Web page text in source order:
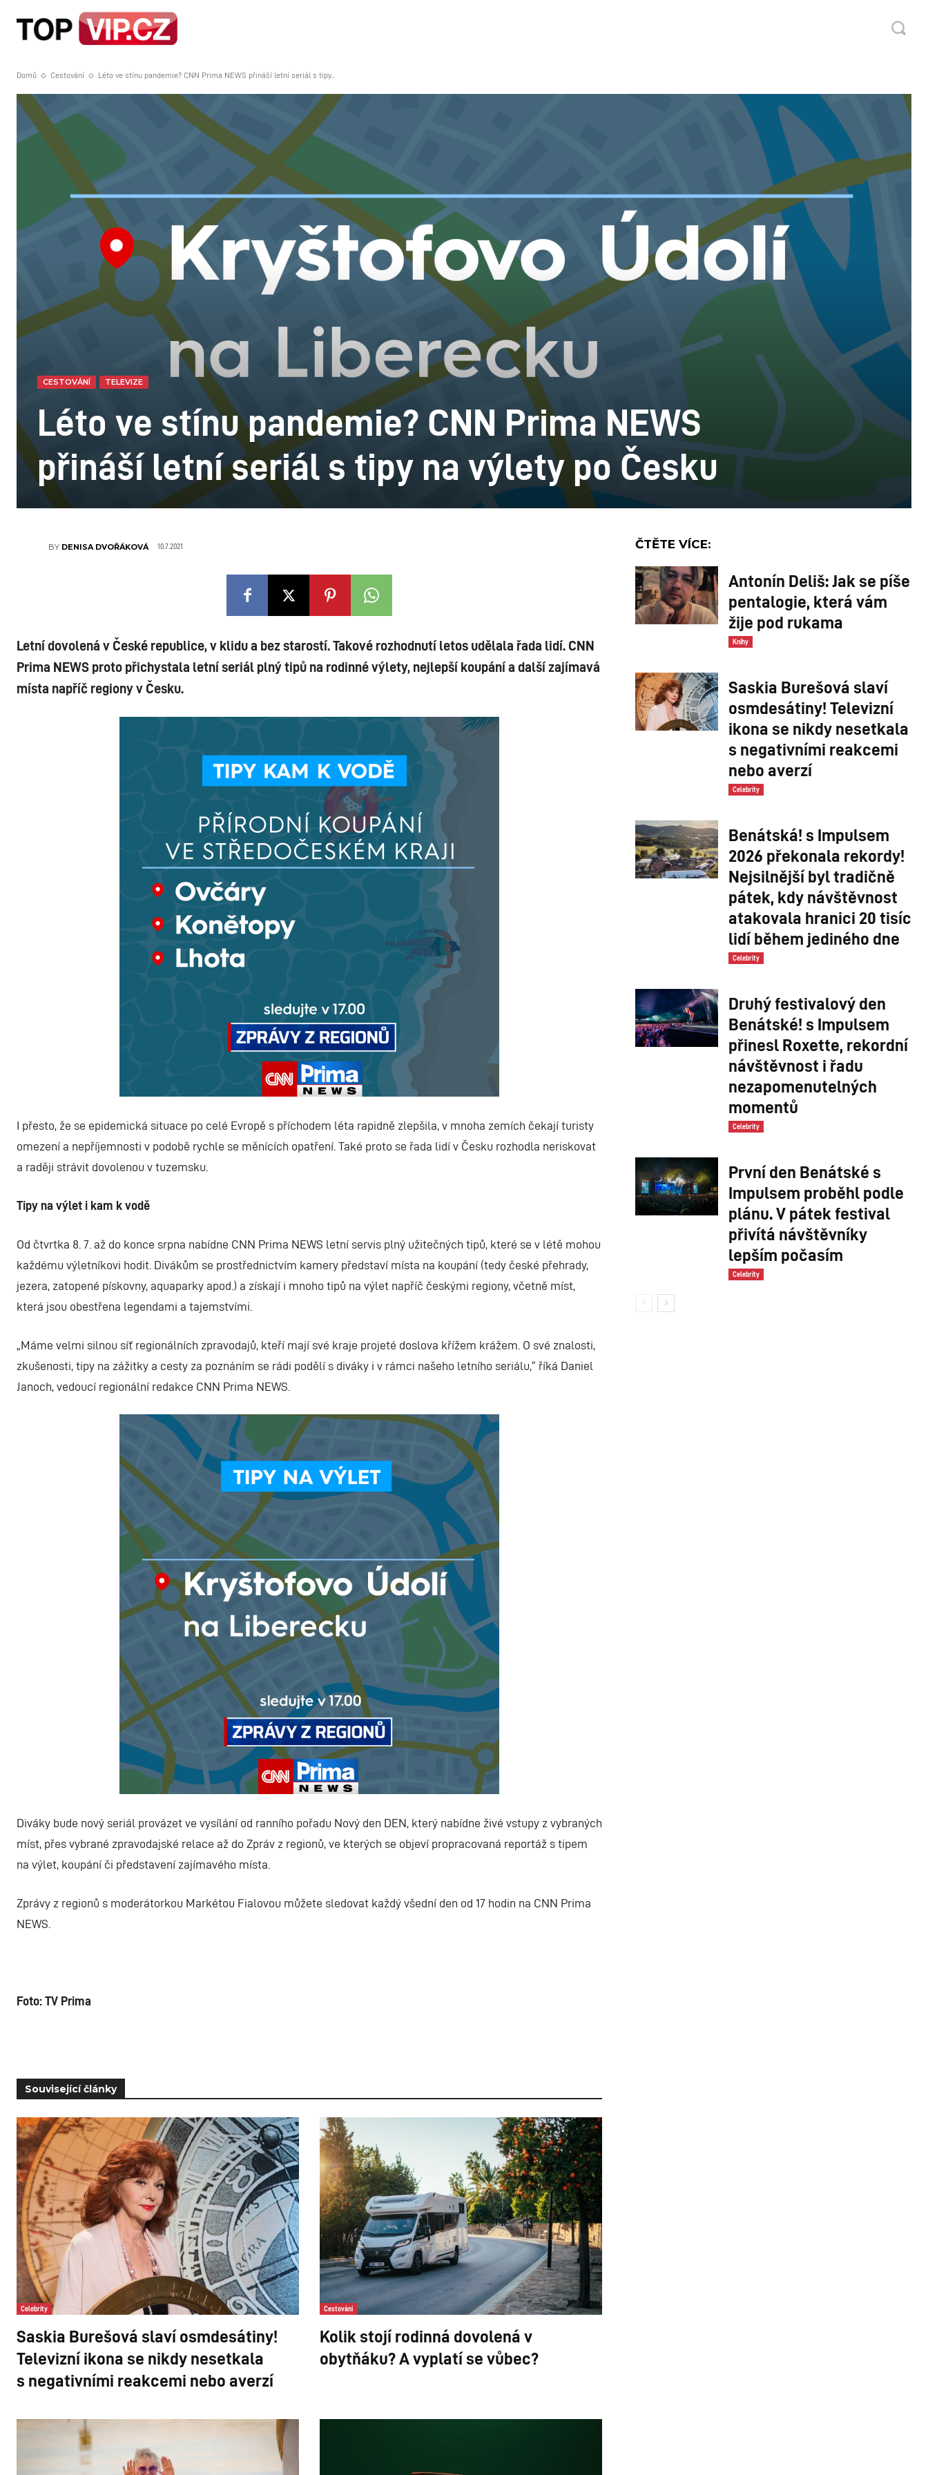
Domů Cestování Léto ve stínu pandemie? CNN Prima NEWS přináší letní seriál s tipy...
CESTOVÁNÍ TELEVIZE
Léto ve stínu pandemie? CNN Prima NEWS
přináší letní seriál s tipy na výlety po Česku
BY DENISA DVOŘÁKOVÁ 10.7.2021
Letní dovolená v České republice, v klidu a bez starostí. Takové rozhodnutí letos udělala řada lidí. CNN
Prima NEWS proto přichystala letní seriál plný tipů na rodinné výlety, nejlepší koupání a další zajímavá
místa napříč regiony v Česku.
I přesto, že se epidemická situace po celé Evropě s příchodem léta rapidně zlepšila, v mnoha zemích čekají turisty
omezení a nepříjemnosti v podobě rychle se měnících opatření. Také proto se řada lidí v Česku rozhodla neriskovat
a raději strávit dovolenou v tuzemsku.
Tipy na výlet i kam k vodě
Od čtvrtka 8. 7. až do konce srpna nabídne CNN Prima NEWS letní servis plný užitečných tipů, které se v létě mohou
každému výletníkovi hodit. Divákům se prostřednictvím kamery představí místa na koupání (tedy české přehrady,
jezera, zatopené pískovny, aquaparky apod.) a získají i mnoho tipů na výlet napříč českými regiony, včetně míst,
která jsou obestřena legendami a tajemstvími.
„Máme velmi silnou síť regionálních zpravodajů, kteří mají své kraje projeté doslova křížem krážem. O své znalosti,
zkušenosti, tipy na zážitky a cesty za poznáním se rádi podělí s diváky i v rámci našeho letního seriálu,“ říká Daniel
Janoch, vedoucí regionální redakce CNN Prima NEWS.
Diváky bude nový seriál provázet ve vysílání od ranního pořadu Nový den DEN, který nabídne živé vstupy z vybraných
míst, přes vybrané zpravodajské relace až do Zpráv z regionů, ve kterých se objeví propracovaná reportáž s tipem
na výlet, koupání či představení zajímavého místa.
Zprávy z regionů s moderátorkou Markétou Fialovou můžete sledovat každý všední den od 17 hodin na CNN Prima
NEWS.
Foto: TV Prima
Související články
Celebrity
Saskia Burešová slaví osmdesátiny!
Televizní ikona se nikdy nesetkala
s negativními reakcemi nebo averzí
Cestování
Kolik stojí rodinná dovolená v
obytňáku? A vyplatí se vůbec?
ČTĚTE VÍCE:
Antonín Deliš: Jak se píše
pentalogie, která vám
žije pod rukama
Knihy
Saskia Burešová slaví
osmdesátiny! Televizní
ikona se nikdy nesetkala
s negativními reakcemi
nebo averzí
Celebrity
Benátská! s Impulsem
2026 překonala rekordy!
Nejsilnější byl tradičně
pátek, kdy návštěvnost
atakovala hranici 20 tisíc
lidí během jediného dne
Celebrity
Druhý festivalový den
Benátské! s Impulsem
přinesl Roxette, rekordní
návštěvnost i řadu
nezapomenutelných
momentů
Celebrity
První den Benátské s
Impulsem proběhl podle
plánu. V pátek festival
přivítá návštěvníky
lepším počasím
Celebrity